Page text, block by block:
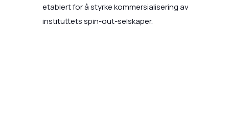
etablert for å styrke kommersialisering av
instituttets spin-out-selskaper.